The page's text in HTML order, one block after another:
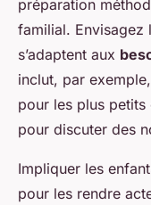
préparation
familial. Envisagez
s’adaptent aux
inclut, par
pour les plus petits
pour discuter des
Impliquer les
pour les rendre